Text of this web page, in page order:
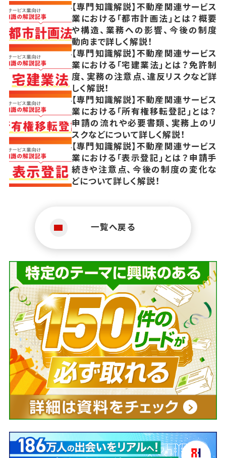
【専門知識解説】不動産関連サービス
業における「都市計画法」とは？概要
や構造、業務への影響、今後の制度
動向まで詳しく解説！
【専門知識解説】不動産関連サービス
業における「宅建業法」とは？免許制
度、実務の注意点、違反リスクなど詳
しく解説！
【専門知識解説】不動産関連サービス
業における「所有権移転登記」とは？
申請の流れや必要書類、実務上のリ
スクなどについて詳しく解説！
【専門知識解説】不動産関連サービス
業における「表示登記」とは？申請手
続きや注意点、今後の制度の変化な
どについて詳しく解説！
一覧へ戻る